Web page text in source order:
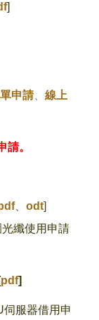
]
申請、 線上
請。
、 odt]
纖使用申請
[pdf]
伺服器借用申